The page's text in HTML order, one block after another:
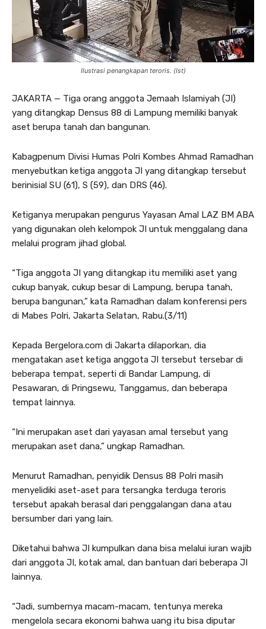
Ilustrasi penangkapan teroris. (Ist)
JAKARTA — Tiga orang anggota Jemaah Islamiyah (JI)
yang ditangkap Densus 88 di Lampung memiliki banyak
aset berupa tanah dan bangunan.
Kabagpenum Divisi Humas Polri Kombes Ahmad Ramadhan
menyebutkan ketiga anggota JI yang ditangkap tersebut
berinisial SU (61), S (59), dan DRS (46).
Ketiganya merupakan pengurus Yayasan Amal LAZ BM ABA
yang digunakan oleh kelompok JI untuk menggalang dana
melalui program jihad global.
“Tiga anggota JI yang ditangkap itu memiliki aset yang
cukup banyak, cukup besar di Lampung, berupa tanah,
berupa bangunan,” kata Ramadhan dalam konferensi pers
di Mabes Polri, Jakarta Selatan, Rabu.(3/11)
Kepada Bergelora.com di Jakarta dilaporkan, dia
mengatakan aset ketiga anggota JI tersebut tersebar di
beberapa tempat, seperti di Bandar Lampung, di
Pesawaran, di Pringsewu, Tanggamus, dan beberapa
tempat lainnya.
“Ini merupakan aset dari yayasan amal tersebut yang
merupakan aset dana,” ungkap Ramadhan.
Menurut Ramadhan, penyidik Densus 88 Polri masih
menyelidiki aset-aset para tersangka terduga teroris
tersebut apakah berasal dari penggalangan dana atau
bersumber dari yang lain.
Diketahui bahwa JI kumpulkan dana bisa melalui iuran wajib
dari anggota JI, kotak amal, dan bantuan dari beberapa JI
lainnya.
“Jadi, sumbernya macam-macam, tentunya mereka
mengelola secara ekonomi bahwa uang itu bisa diputar